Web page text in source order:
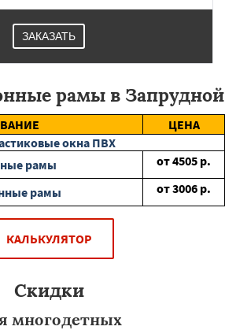
ЗАКАЗАТЬ
рамы в Запрудной
ЦЕНА
окна ПВХ
рамы
от4505 р.
рамы
от3006 р.
КАЛЬКУЛЯТОР
Скидки
многодетных